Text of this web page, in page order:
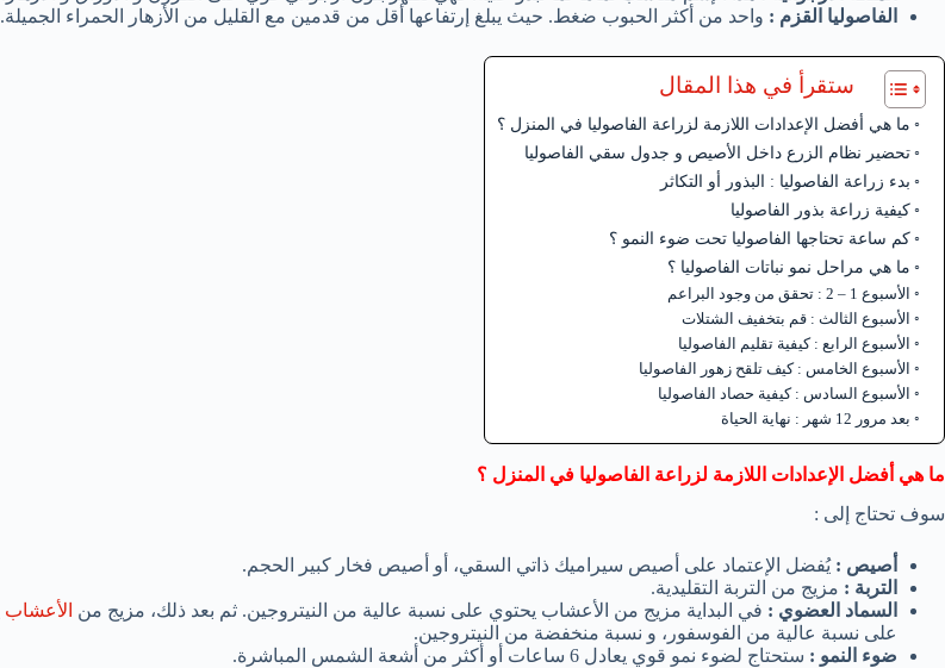
الفاصوليا القزم : واحد من أكثر الحبوب ضغط. حيث يبلغ إرتفاعها أقل من قدمين مع القليل من الأزهار الحمراء الجميلة.
ستقرأ في هذا المقال
ما هي أفضل الإعدادات اللازمة لزراعة الفاصوليا في المنزل ؟
تحضير نظام الزرع داخل الأصيص و جدول سقي الفاصوليا
بدء زراعة الفاصوليا : البذور أو التكاثر
كيفية زراعة بذور الفاصوليا
كم ساعة تحتاجها الفاصوليا تحت ضوء النمو ؟
ما هي مراحل نمو نباتات الفاصوليا ؟
الأسبوع 1 – 2 : تحقق من وجود البراعم
الأسبوع الثالث : قم بتخفيف الشتلات
الأسبوع الرابع : كيفية تقليم الفاصوليا
الأسبوع الخامس : كيف تلقح زهور الفاصوليا
الأسبوع السادس : كيفية حصاد الفاصوليا
بعد مرور 12 شهر : نهاية الحياة
ما هي أفضل الإعدادات اللازمة لزراعة الفاصوليا في المنزل ؟
سوف تحتاج إلى :
أصيص :يُفضل الإعتماد على أصيص سيراميك ذاتي السقي، أو أصيص فخار كبير الحجم.
التربة : مزيج من التربة التقليدية.
السماد العضوي : في البداية مزيج من الأعشاب يحتوي على نسبة عالية من النيتروجين. ثم بعد ذلك، مزيج من الأعشاب
على نسبة عالية من الفوسفور، و نسبة منخفضة من النيتروجين.
ضوء النمو : ستحتاج لضوء نمو قوي يعادل 6 ساعات أو أكثر من أشعة الشمس المباشرة.